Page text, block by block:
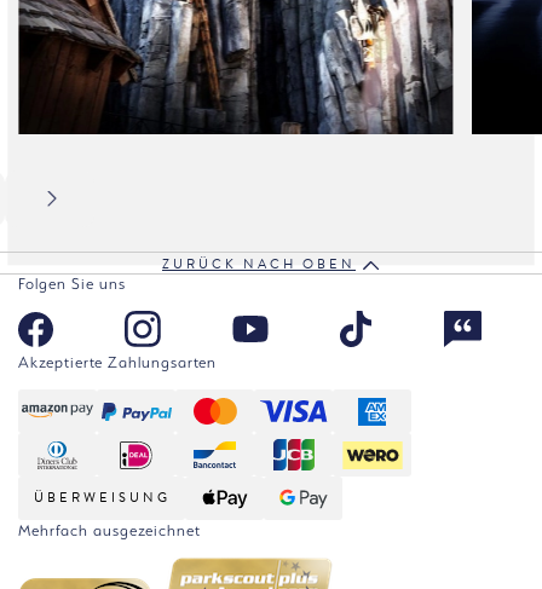
Ende der BildergalerieZURÜCK NACH OBEN
Folgen Sie uns
Akzeptierte Zahlungsarten
ÜBERWEISUNG
Mehrfach ausgezeichnet